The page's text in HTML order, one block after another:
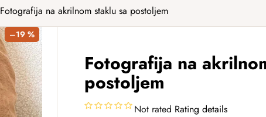
Fotografija na akrilnom staklu sa postoljem
Fotografija na
postoljem
Not rated Rating details
–19 %